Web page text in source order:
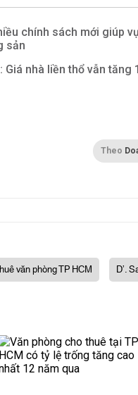
chính sách mới giúp
sản
Giá nhà liền thổ vẫn tăng
Theo
văn phòng TP HCM D’.